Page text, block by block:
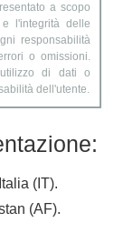
a scopo
e l'integrità delle
responsabilità
o omissioni.
di dati o
dell'utente.
Italia (IT).
(AF).